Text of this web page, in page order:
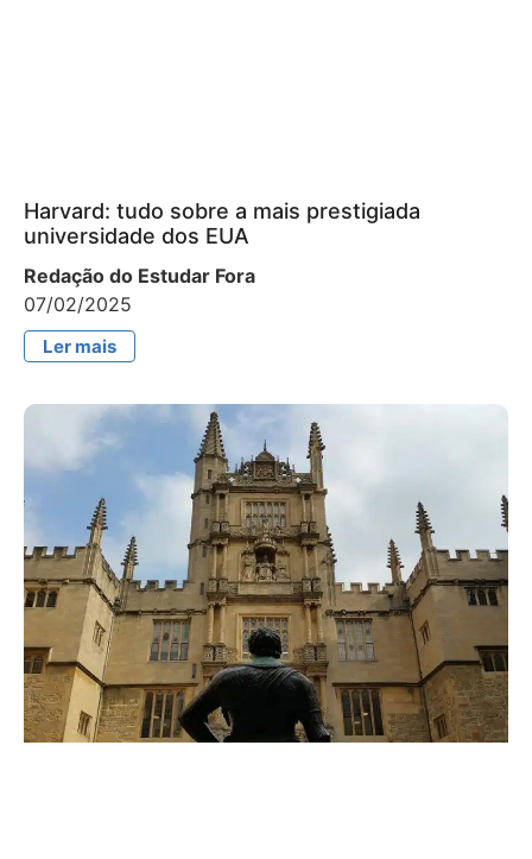
Harvard: tudo sobre a mais prestigiada
universidade dos EUA
Redação do Estudar Fora
07/02/2025
Ler mais